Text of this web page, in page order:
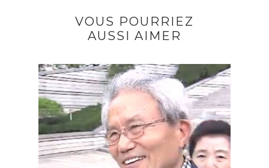
VOUS POURRIEZ
AUSSI AIMER